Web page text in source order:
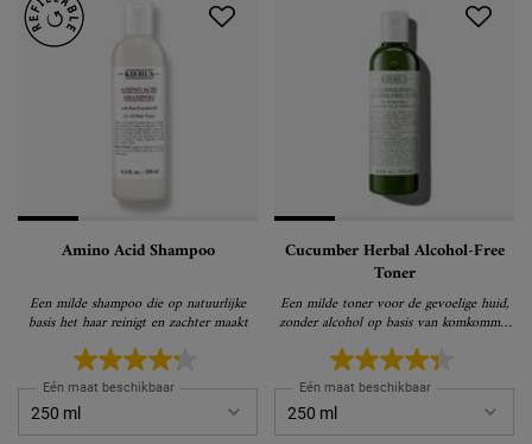
Amino Acid Shampoo
Een milde shampoo die op natuurlijke
basis het haar reinigt en zachter maakt
Eén maat beschikbaar
Cucumber Herbal Alcohol-Free
Toner
Een milde toner voor de gevoelige huid,
zonder alcohol op basis van komkommer
die de huid niet uitdroogt
Eén maat beschikbaar